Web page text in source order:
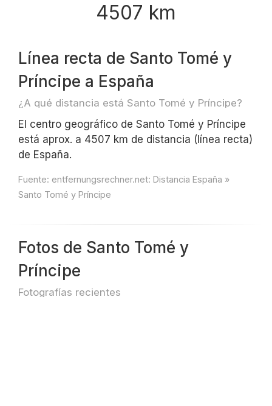
4507 km
Línea recta de Santo Tomé y
Príncipe a España
¿A qué distancia está Santo Tomé y Príncipe?
El centro geográfico de Santo Tomé y Príncipe
está aprox. a 4507 km de distancia (línea recta)
de España.
Fuente: entfernungsrechner.net: Distancia España »
Santo Tomé y Príncipe
Fotos de Santo Tomé y
Príncipe
Fotografías recientes